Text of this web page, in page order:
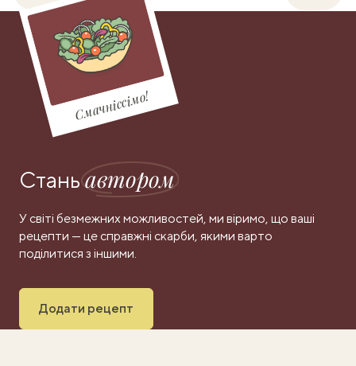
Смачніссімо!
Станьавтором
У світі безмежних можливостей, ми віримо, що ваші
рецепти — це справжні скарби, якими варто
поділитися з іншими.
Додати рецепт